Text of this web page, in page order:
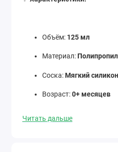
Объём: 125 мл
Материал:
Соска: Мягкий силикон
Возраст:0+ месяцев
Читать дальше